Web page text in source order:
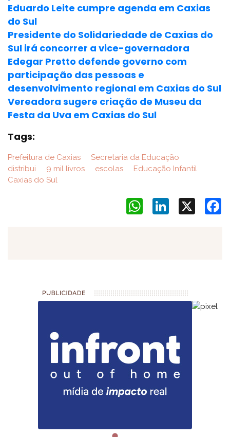
Eduardo Leite cumpre agenda em Caxias
do Sul
Presidente do Solidariedade de Caxias do
Sul irá concorrer a vice-governadora
Edegar Pretto defende governo com
participação das pessoas e
desenvolvimento regional em Caxias do Sul
Vereadora sugere criação de Museu da
Festa da Uva em Caxias do Sul
Tags:
Prefeitura de Caxias
Secretaria da Educação
distribui
9 mil livros escolas
Educação Infantil
Caxias do Sul
LinkedIn
WhatsApp